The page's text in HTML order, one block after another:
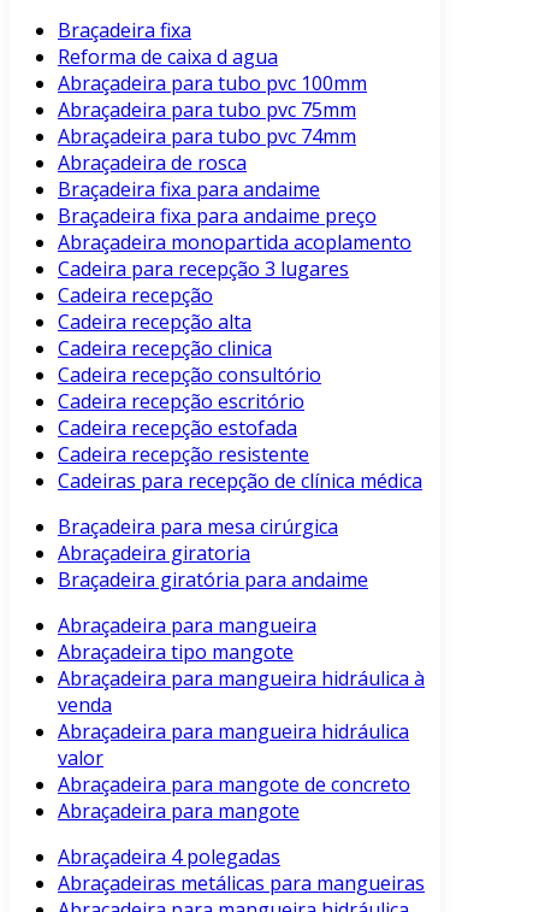
Braçadeira fixa
Reforma de caixa d agua
Abraçadeira para tubo pvc 100mm
Abraçadeira para tubo pvc 75mm
Abraçadeira para tubo pvc 74mm
Abraçadeira de rosca
Braçadeira fixa para andaime
Braçadeira fixa para andaime preço
Abraçadeira monopartida acoplamento
Cadeira para recepção 3 lugares
Cadeira recepção
Cadeira recepção alta
Cadeira recepção clinica
Cadeira recepção consultório
Cadeira recepção escritório
Cadeira recepção estofada
Cadeira recepção resistente
Cadeiras para recepção de clínica médica
Braçadeira para mesa cirúrgica
Abraçadeira giratoria
Braçadeira giratória para andaime
Abraçadeira para mangueira
Abraçadeira tipo mangote
Abraçadeira para mangueira hidráulica à
venda
Abraçadeira para mangueira hidráulica
valor
Abraçadeira para mangote de concreto
Abraçadeira para mangote
Abraçadeira 4 polegadas
Abraçadeiras metálicas para mangueiras